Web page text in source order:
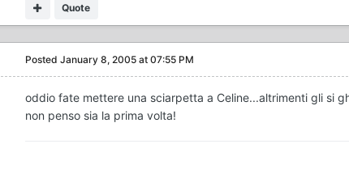
Quote
Posted January 8, 2005 at 07:55 PM
oddio fate mettere una sciarpetta a Celine...altrimenti gli si
non penso sia la prima volta!